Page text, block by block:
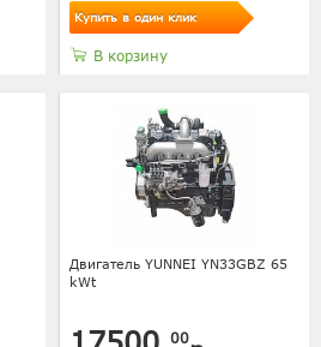
Купить в один клик
В корзину
Двигатель YUNNEI YN33GBZ 65
kWt
00